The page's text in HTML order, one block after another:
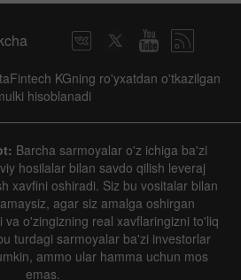
KGning ro'yxatdan o'tkazilgan
hisoblanadi
Barcha sarmoyalar o'z ichiga ba'zi
hosilalar bilan savdo qilish leveraj
xavfini oshiradi. Siz bu vositalar bilan
agar siz amalga oshirgan
o'zingizning real xavflaringizni to'liq
turdagi sarmoyalar ba'zi investorlar
ammo ular hamma uchun mos
emas.